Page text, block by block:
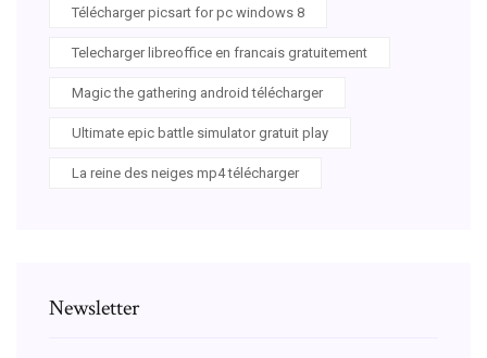
Télécharger picsart for pc windows 8
Telecharger libreoffice en francais gratuitement
Magic the gathering android télécharger
Ultimate epic battle simulator gratuit play
La reine des neiges mp4 télécharger
Newsletter